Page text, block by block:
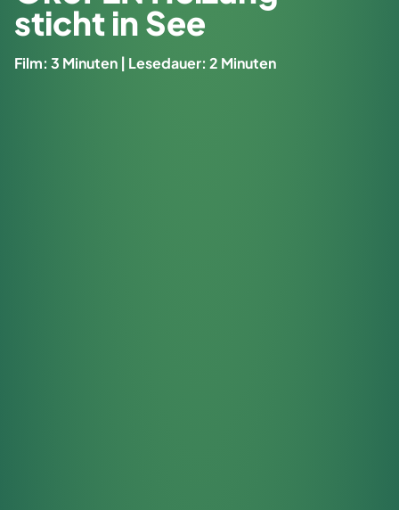
sticht in See
Film: 3 Minuten | Lesedauer: 2 Minuten